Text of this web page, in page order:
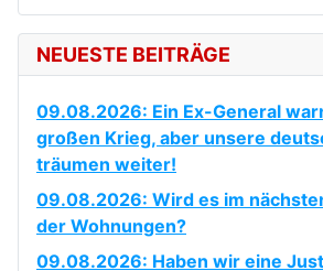
NEUESTE BEITRÄGE
09.08.2026: Ein Ex-General
großen Krieg, aber unsere
träumen weiter!
09.08.2026: Wird es im
der Wohnungen?
09.08.2026: Haben wir eine